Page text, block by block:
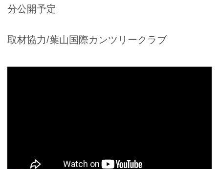
分公開予定
取材協力/葉山国際カンツリークラブ